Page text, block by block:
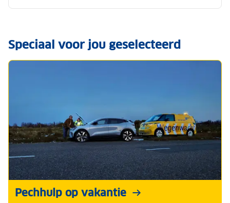
Speciaal voor jou geselecteerd
Pechhulp op vakantie